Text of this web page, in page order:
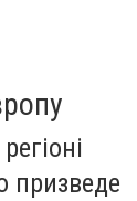
призведе